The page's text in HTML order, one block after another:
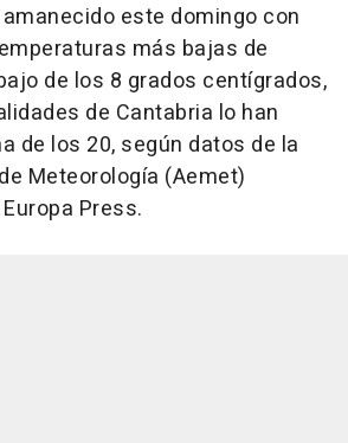
este domingo con
más bajas de
de los 8 grados centígrados,
de Cantabria lo han
de los 20, según datos de la
Meteorología (Aemet)
Press.